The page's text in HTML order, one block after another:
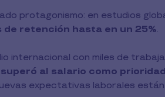
protagonismo: en estudios
retención hasta en un 25%.
internacional con miles de
al salario como
expectativas laborales